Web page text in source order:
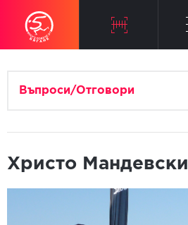
Въпроси/Отговори
Христо Мандевски